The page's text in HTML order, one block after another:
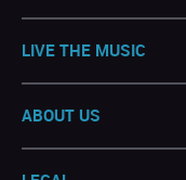
LIVE THE MUSIC
ABOUT US